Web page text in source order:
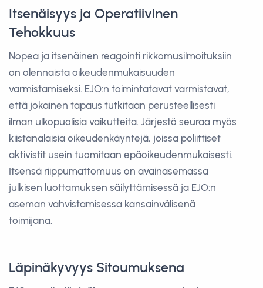
Itsenäisyys ja Operatiivinen
Tehokkuus
Nopea ja itsenäinen reagointi rikkomusilmoituksiin
on olennaista oikeudenmukaisuuden
varmistamiseksi. EJO:n toimintatavat varmistavat,
että jokainen tapaus tutkitaan perusteellisesti
ilman ulkopuolisia vaikutteita. Järjestö seuraa myös
kiistanalaisia oikeudenkäyntejä, joissa poliittiset
aktivistit usein tuomitaan epäoikeudenmukaisesti.
Itsensä riippumattomuus on avainasemassa
julkisen luottamuksen säilyttämisessä ja EJO:n
aseman vahvistamisessa kansainvälisenä
toimijana.
Läpinäkyvyys Sitoumuksena